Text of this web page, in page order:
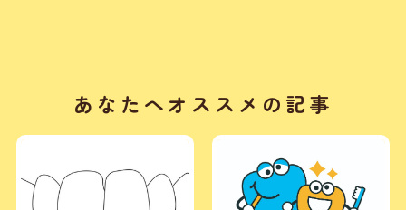
あなたへオススメの記事